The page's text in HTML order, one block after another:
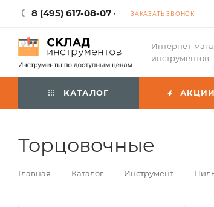
8 (495) 617-08-07 ЗАКАЗАТЬ ЗВОНОК
Интернет-
инструментов
КАТАЛОГ АКЦИИ
Торцовочные
Главная — Каталог — Инструмент —